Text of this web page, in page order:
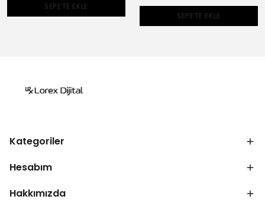
SEPETE EKLE
SEPETE EKLE
Kategoriler
Hesabım
Hakkımızda